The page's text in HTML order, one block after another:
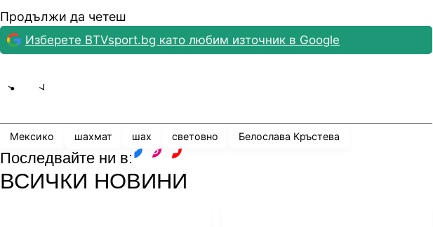
Продължи да четеш
Изберете BTVsport.bg като любим източник в Google
Мексико шахмат шах световно Белослава Кръстева
Последвайте ни в:
ВСИЧКИ НОВИНИ